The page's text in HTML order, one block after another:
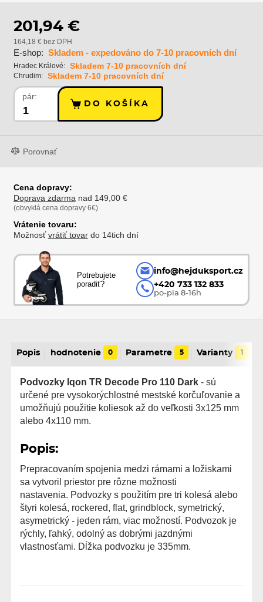
201,94 €
164,18 € bez DPH
E-shop: Skladem - expedováno do 7-10 pracovních dní
Hradec Králové: Skladem 7-10 pracovních dní
Chrudim: Skladem 7-10 pracovních dní
pár:
DO KOŠÍKA
Porovnať
Cena dopravy:
Doprava zdarma nad 149,00 €
(obvyklá cena dopravy 6€)
Vrátenie tovaru:
Možnosťvrátiť tovardo 14tich dní
Potrebujete
poradiť?
info@hejduksport.cz
+420 733 132 833
po-pia 8-16h
Popis hodnotenie 0 Parametre 5 Varianty 1
Podvozky Iqon TR Decode Pro 110 Dark - sú
určené pre vysokorýchlostné mestské korčuľovanie a
umožňujú použitie koliesok až do veľkosti 3x125 mm
alebo 4x110 mm.
Popis:
Prepracovaním spojenia medzi rámami a ložiskami
sa vytvoril priestor pre rôzne možnosti
nastavenia. Podvozky s použitím pre tri kolesá alebo
štyri kolesá, rockered, flat, grindblock, symetrický,
asymetrický - jeden rám, viac možností. Podvozok je
rýchly, ľahký, odolný as dobrými jazdnými
vlastnosťami. Dĺžka podvozku je 335mm.